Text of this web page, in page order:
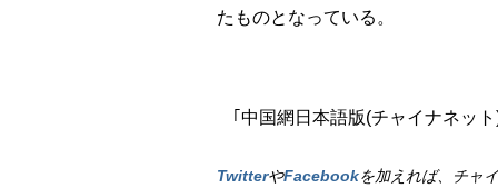
たものとなっている。
｢中国網日本語版(チャイナネッ
TwitterやFacebookを加えれば、チャ